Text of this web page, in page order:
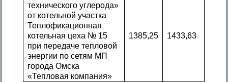
технического углерода»
от котельной участка
Теплофикационная
котельная цеха № 15
при передаче тепловой
энергии по сетям МП
города Омска
«Тепловая компания»
1385,25 1433,63